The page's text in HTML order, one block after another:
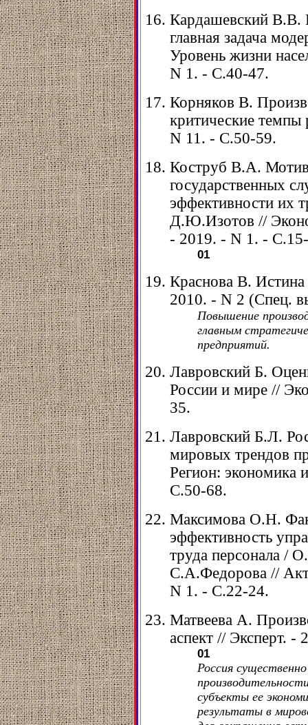
Кардашевский В.В.
главная задача
Уровень жизни
N 1. - С.40-47.
Корняков В.
критические
N 11. - С.50-59.
Коструб В.А.
государственных
эффективности их
Д.Ю.Изотов //
- 2019. - N 1. -
01
Краснова В. Истина
2010. - N 2 (Спец.
Повышение
главным
предприятий.
Лавровский Б.
России и мире //
35.
Лавровский Б.Л.
мировых трендов
Регион: экономика
С.50-68.
Максимова О.Н.
эффективность
труда персонала /
С.А.Федорова //
N 1. - С.22-24.
Матвеева А.
аспект // Эксперт.
01
Россия
субъекты ее
результаты в